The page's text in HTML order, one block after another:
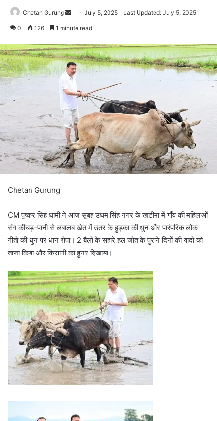
Chetan Gurung
d
a
n
e
m
i
l
July 5, 2025 Last Updated: July 5, 2025
0 126 1 minute read
Chetan Gurung
CM पुष्कर सिंह धामी ने आज सुबह उधम सिंह नगर के खटीमा में गाँव की महिलाओं
संग कीचड़-पानी से लबालब खेत में उतर के हुड़का की धुन और पारंपरिक लोक
गीतों की धुन पर धान रोपा। 2 बैलों के सहारे हल जोत के पुराने दिनों की यादों को
ताजा किया और किसानी का हुनर दिखाया।